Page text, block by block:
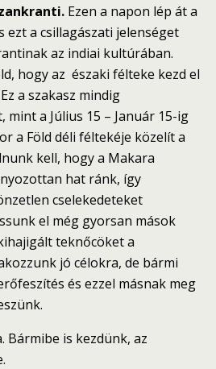
Ezen a napon lép át a
ezt a csillagászati jelenséget
az indiai kultúrában.
hogy az északi félteke kezd el
a szakasz mindig
mint a Július 15 – Január 15-ig
a Föld déli féltekéje közelít a
kell, hogy a Makara
hat ránk, így
cselekedeteket
el még gyorsan mások
teknőcöket a
jó célokra, de bármi
és ezzel másnak meg
Bármibe is kezdünk, az